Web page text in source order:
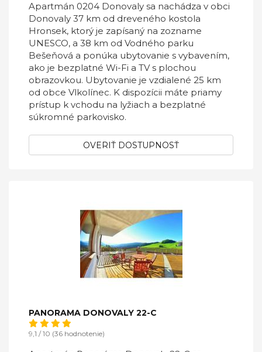
Apartmán 0204 Donovaly sa nachádza v obci
Donovaly 37 km od dreveného kostola
Hronsek, ktorý je zapísaný na zozname
UNESCO, a 38 km od Vodného parku
Bešeňová a ponúka ubytovanie s vybavením,
ako je bezplatné Wi-Fi a TV s plochou
obrazovkou. Ubytovanie je vzdialené 25 km
od obce Vlkolínec. K dispozícii máte priamy
prístup k vchodu na lyžiach a bezplatné
súkromné parkovisko.
OVERIŤ DOSTUPNOSŤ
PANORAMA DONOVALY 22-C
9,1 / 10 (36 hodnotenie)